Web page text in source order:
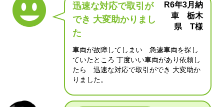
迅速な対応で取引が
でき 大変助かりまし
た
R6年3月納
車 栃木
県 T様
車両が故障してしまい 急遽車両を探し
ていたところ 丁度いい車両があり依頼し
たら 迅速な対応で取引ができ 大変助か
りました。